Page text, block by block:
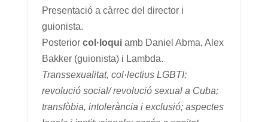
Presentació a càrrec del director i
guionista.
Posterior col·loquiamb Daniel Abma, Alex
Bakker (guionista) i Lambda.
Transsexualitat, col·lectius LGBTI;
revolució social/ revolució sexual a Cuba;
transfòbia, intolerància i exclusió; aspectes